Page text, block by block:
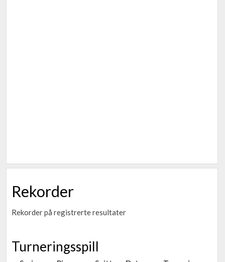
Rekorder
Rekorder på registrerte resultater
Turneringsspill